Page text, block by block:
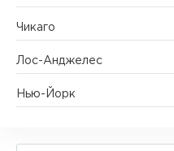
Чикаго
Лос-Анджелес
Нью-Йорк